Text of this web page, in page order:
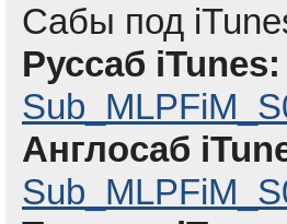
Сабы под
Руссаб iTunes:
Англосаб